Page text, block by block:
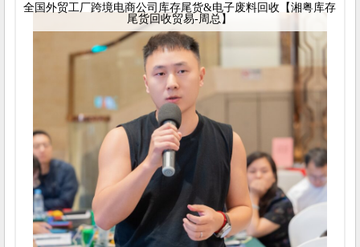
全国外贸工厂跨境电商公司库存尾货&电子废料回收【湘粤库存
尾货回收贸易-周总】